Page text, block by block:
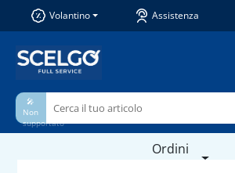
Volantino Assistenza
🎤
Non
supportato
Ordini